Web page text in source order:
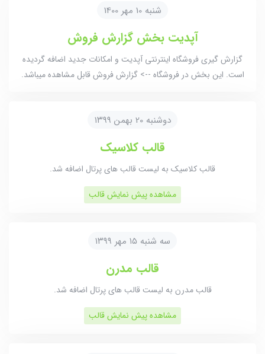
شنبه 10 مهر 1400
آپدیت بخش گزارش فروش
گزارش گیری فروشگاه اینترنتی آپدیت و امکانات جدید اضافه گردیده
است. این بخش در فروشگاه --> گزارش فروش قابل مشاهده میباشد.
دوشنبه 20 بهمن ۱۳۹۹
قالب کلاسیک
قالب کلاسیک به لیست قالب های پرتال اضافه شد.
مشاهده پیش نمایش قالب
سه شنبه ۱۵ مهر ۱۳۹۹
قالب مدرن
قالب مدرن به لیست قالب های پرتال اضافه شد.
مشاهده پیش نمایش قالب